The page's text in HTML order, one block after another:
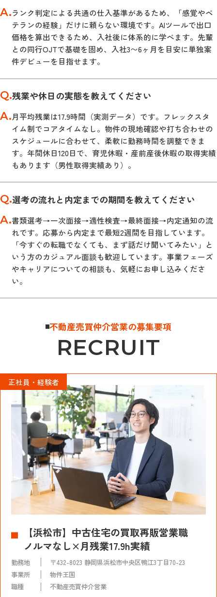
A.ランク判定による共通の仕入基準があるため、「感覚やベ
テランの経験」だけに頼らない環境です。AIツールで出口
価格を算出できるため、入社後に体系的に学べます。先輩
との同行OJTで基礎を固め、入社3〜6ヶ月を目安に単独案
件デビューを目指せます。
Q.残業や休日の実態を教えてください
A.月平均残業は17.9時間（実測データ）です。フレックスタ
イム制でコアタイムなし。物件の現地確認や打ち合わせの
スケジュールに合わせて、柔軟に勤務時間を調整できま
す。年間休日120日で、育児休暇・産前産後休暇の取得実績
もあります（男性取得実績あり）。
Q.選考の流れと内定までの期間を教えてください
A.書類選考→一次面接→適性検査→最終面接→内定通知の流
れです。応募から内定まで最短2週間を目指しています。
「今すぐの転職でなくても、まず話だけ聞いてみたい」と
いう方のカジュアル面談も歓迎しています。事業フェーズ
やキャリアについての相談も、気軽にお申し込みくださ
い。
不動産売買仲介営業の募集要項
RECRUIT
正社員・経験者
【浜松市】中古住宅の買取再販営業職
ノルマなし×月残業17.9h実績
勤務地
〒432-8023 静岡県浜松市中央区鴨江3丁目70-23
事業所
物件王国
職種
不動産売買仲介営業